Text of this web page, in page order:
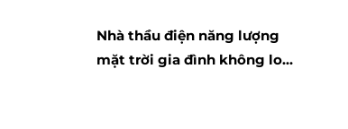
Nhà thầu điện năng lượng
mặt trời gia đình không lo